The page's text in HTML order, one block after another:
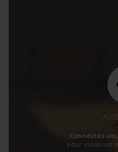
Connectez-
pour visualiser